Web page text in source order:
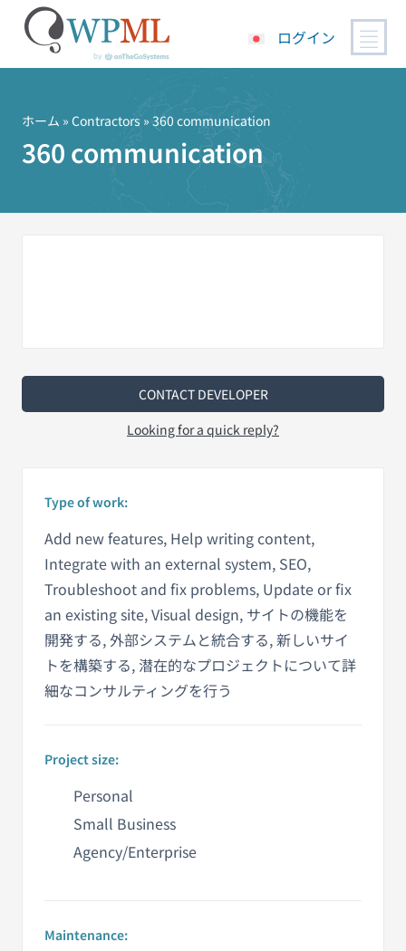
ス
ログイン
ホーム » Contractors » 360 communication
360 communication
CONTACT DEVELOPER
Looking for a quick reply?
Type of work:
Add new features, Help writing content,
Integrate with an external system, SEO,
Troubleshoot and fix problems, Update or fix
an existing site, Visual design, サイトの機能を
開発する, 外部システムと統合する, 新しいサイ
トを構築する, 潜在的なプロジェクトについて詳
細なコンサルティングを行う
Project size:
Personal
Small Business
Agency/Enterprise
Maintenance: